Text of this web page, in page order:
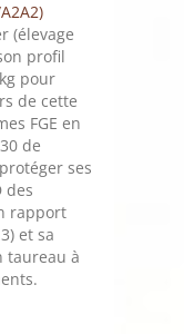
(élevage
profil
pour
de cette
FGE en
de
ses
des
rapport
et sa
taureau à